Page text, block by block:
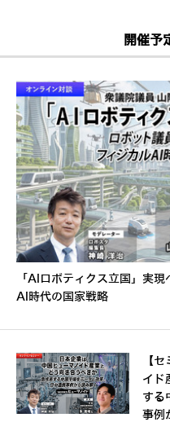
開催予
「AIロボティクス立国」実
AI時代の国家戦略
【
イド
する
事例